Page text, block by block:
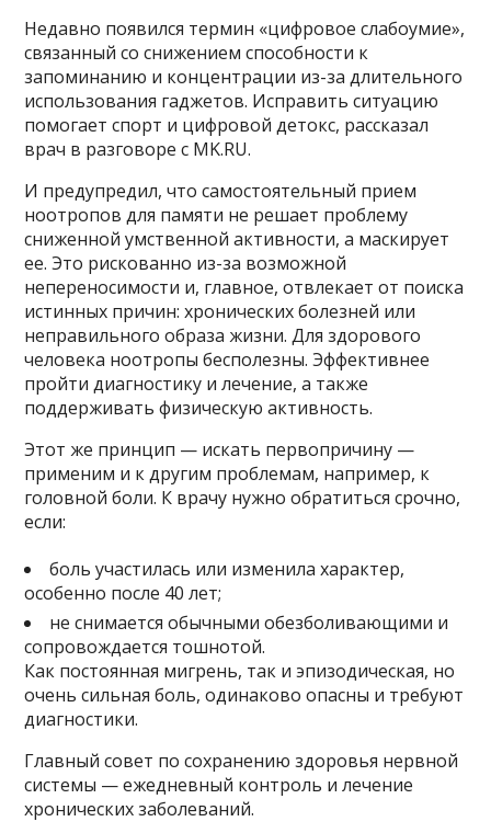
Недавно появился термин «цифровое слабоумие»,
связанный со снижением способности к
запоминанию и концентрации из-за длительного
использования гаджетов. Исправить ситуацию
помогает спорт и цифровой детокс, рассказал
врач в разговоре с MK.RU.
И предупредил, что самостоятельный прием
ноотропов для памяти не решает проблему
сниженной умственной активности, а маскирует
ее. Это рискованно из-за возможной
непереносимости и, главное, отвлекает от поиска
истинных причин: хронических болезней или
неправильного образа жизни. Для здорового
человека ноотропы бесполезны. Эффективнее
пройти диагностику и лечение, а также
поддерживать физическую активность.
Этот же принцип — искать первопричину —
применим и к другим проблемам, например, к
головной боли. К врачу нужно обратиться срочно,
если:
боль участилась или изменила характер,
особенно после 40 лет;
не снимается обычными обезболивающими и
сопровождается тошнотой.
Как постоянная мигрень, так и эпизодическая, но
очень сильная боль, одинаково опасны и требуют
диагностики.
Главный совет по сохранению здоровья нервной
системы — ежедневный контроль и лечение
хронических заболеваний.